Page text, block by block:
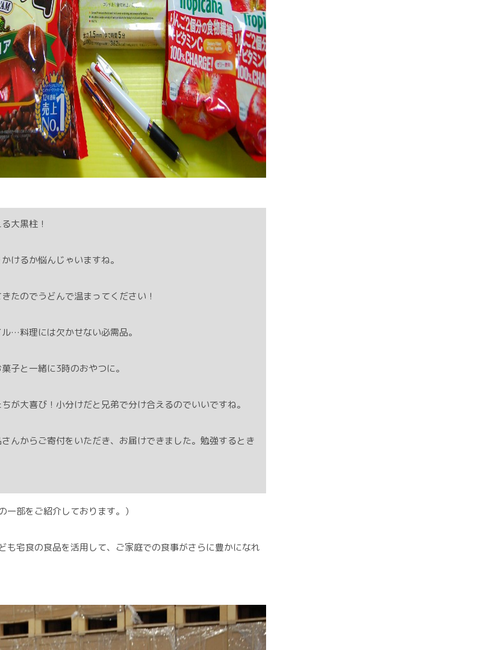
大黒柱！
るか悩んじゃいますね。
たのでうどんで温まってください！
…料理には欠かせない必需品。
子と一緒に3時のおやつに。
大喜び！小分けだと兄弟で分け合えるのでいいですね。
んからご寄付をいただき、お届けできました。勉強するとき
一部をご紹介しております。）
も宅食の食品を活用して、ご家庭での食事がさらに豊かになれ